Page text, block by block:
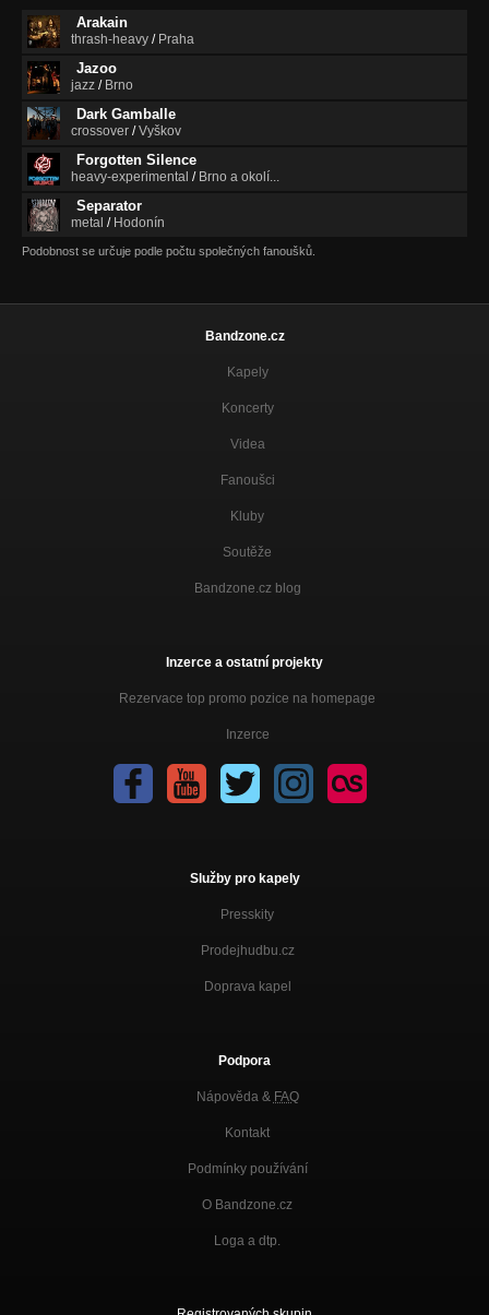
Arakain
thrash-heavy / Praha
Jazoo
jazz / Brno
Dark Gamballe
crossover /Vyškov
Forgotten Silence
heavy-experimental / Brno a okolí...
Separator
metal / Hodonín
Podobnost se určuje podle počtu společných fanoušků.
Bandzone.cz
Kapely
Koncerty
Videa
Fanoušci
Kluby
Soutěže
Bandzone.cz blog
Inzerce a ostatní projekty
Rezervace top promo pozice na homepage
Inzerce
Služby pro kapely
Presskity
Prodejhudbu.cz
Doprava kapel
Podpora
Nápověda & FAQ
Kontakt
Podmínky používání
O Bandzone.cz
Loga a dtp.